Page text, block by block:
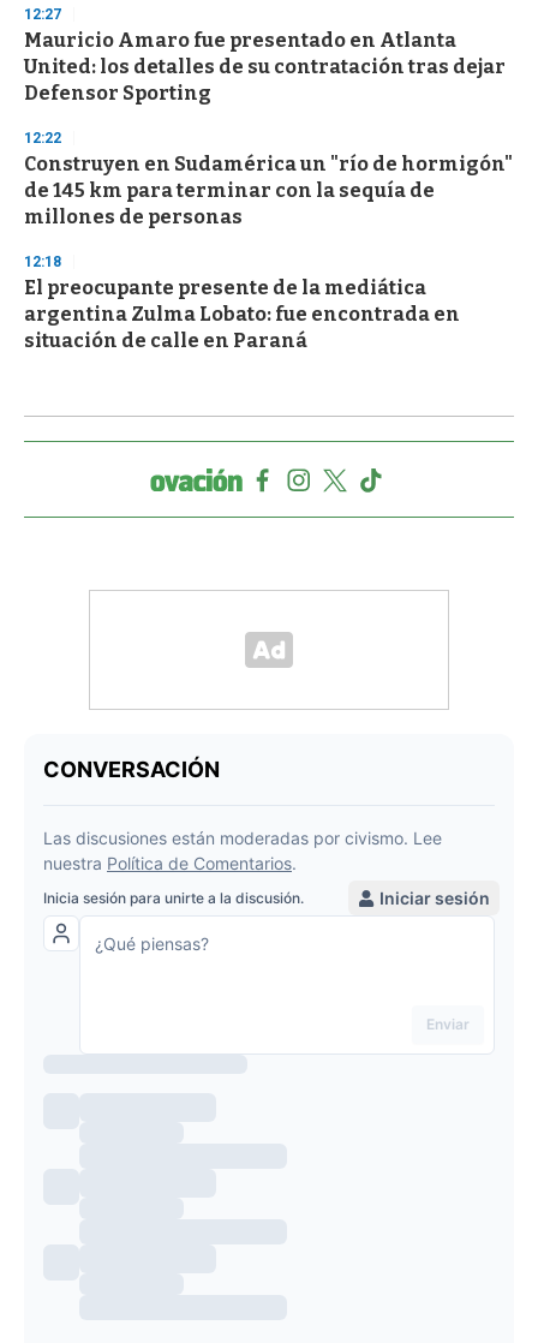
12:27
Mauricio Amaro fue presentado en Atlanta
United: los detalles de su contratación tras dejar
Defensor Sporting
12:22
Construyen en Sudamérica un "río de hormigón"
de 145 km para terminar con la sequía de
millones de personas
12:18
El preocupante presente de la mediática
argentina Zulma Lobato: fue encontrada en
situación de calle en Paraná